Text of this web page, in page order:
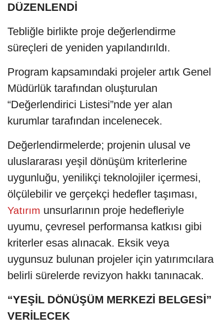
DÜZENLENDİ
Tebliğle birlikte proje değerlendirme
süreçleri de yeniden yapılandırıldı.
Program kapsamındaki projeler artık Genel
Müdürlük tarafından oluşturulan
“Değerlendirici Listesi”nde yer alan
kurumlar tarafından incelenecek.
Değerlendirmelerde; projenin ulusal ve
uluslararası yeşil dönüşüm kriterlerine
uygunluğu, yenilikçi teknolojiler içermesi,
ölçülebilir ve gerçekçi hedefler taşıması,
Yatırım unsurlarının proje hedefleriyle
uyumu, çevresel performansa katkısı gibi
kriterler esas alınacak. Eksik veya
uygunsuz bulunan projeler için yatırımcılara
belirli sürelerde revizyon hakkı tanınacak.
“YEŞİL DÖNÜŞÜM MERKEZİ BELGESİ”
VERİLECEK